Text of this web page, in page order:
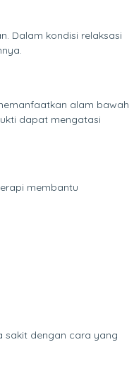
Dalam kondisi relaksasi
alam bawah
dapat mengatasi
membantu
sakit dengan cara yang